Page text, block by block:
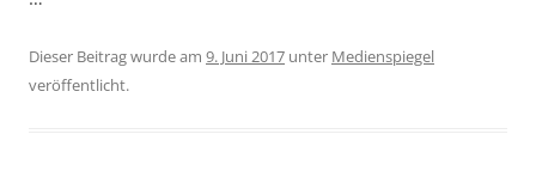
Dieser Beitrag wurde am 9. Juni 2017 unter Medienspiegel
veröffentlicht.